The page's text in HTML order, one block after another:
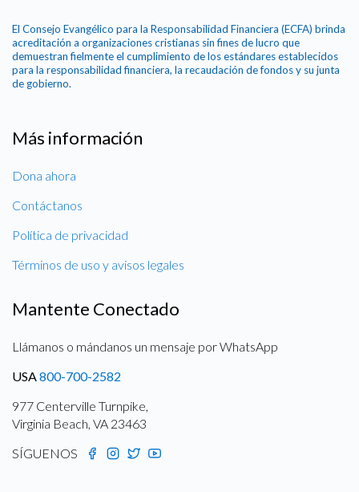
El Consejo Evangélico para la Responsabilidad Financiera (ECFA) brinda
acreditación a organizaciones cristianas sin fines de lucro que
demuestran fielmente el cumplimiento de los estándares establecidos
para la responsabilidad financiera, la recaudación de fondos y su junta
de gobierno.
Más información
Dona ahora
Contáctanos
Política de privacidad
Términos de uso y avisos legales
Mantente Conectado
Llámanos o mándanos un mensaje por WhatsApp
USA800-700-2582
977 Centerville Turnpike,
Virginia Beach, VA 23463
SÍGUENOS